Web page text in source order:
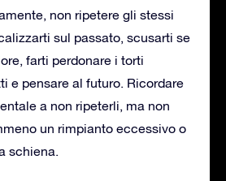
non ripetere gli stessi
sul passato, scusarti se
farti perdonare i torti
e pensare al futuro. Ricordare
a non ripeterli, ma non
un rimpianto eccessivo o
schiena.